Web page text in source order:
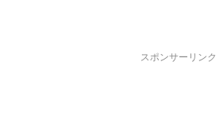
スポンサーリンク